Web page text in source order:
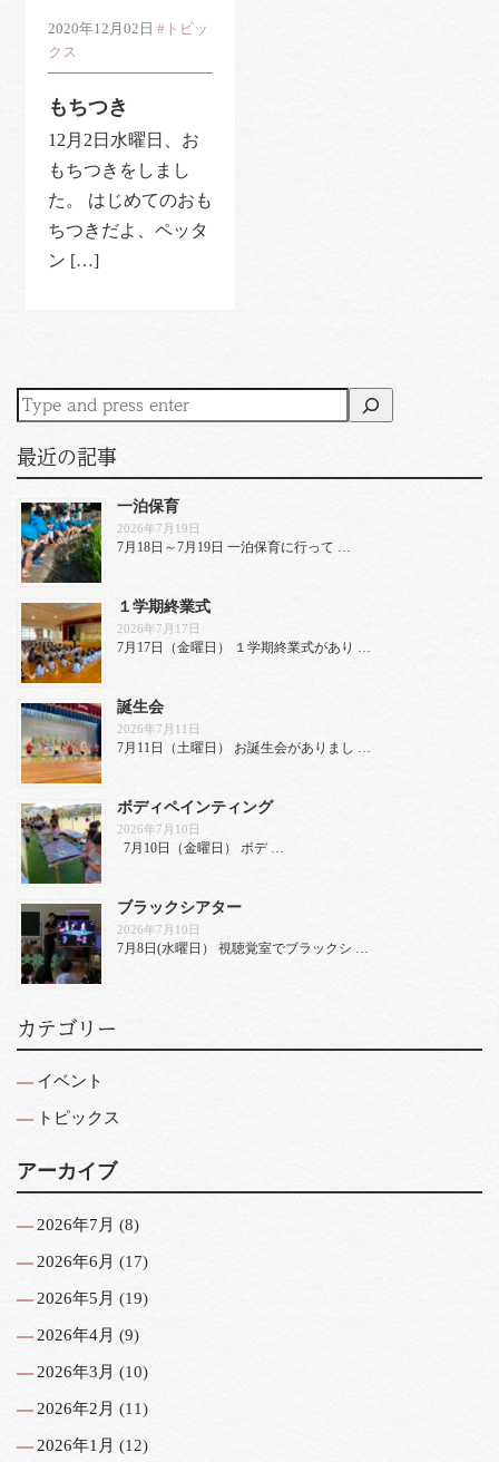
2020年12月02日 #トピッ
クス
もちつき
12月2日水曜日、お
もちつきをしまし
た。 はじめてのおも
ちつきだよ、ペッタ
ン […]
最近の記事
一泊保育
2026年7月19日
7月18日～7月19日 一泊保育に行って …
１学期終業式
2026年7月17日
7月17日（金曜日） １学期終業式があり …
誕生会
2026年7月11日
7月11日（土曜日） お誕生会がありまし …
ボディペインティング
2026年7月10日
7月10日（金曜日） ボデ …
ブラックシアター
2026年7月10日
7月8日(水曜日） 視聴覚室でブラックシ …
カテゴリー
イベント
トピックス
アーカイブ
2026年7月 (8)
2026年6月 (17)
2026年5月 (19)
2026年4月 (9)
2026年3月 (10)
2026年2月 (11)
2026年1月 (12)